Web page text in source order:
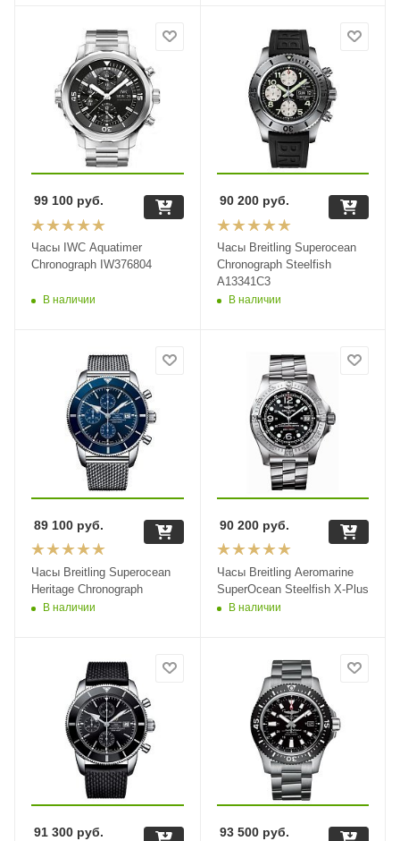
Часы IWC Aquatimer
Chronograph IW376804
В наличии
99 100 руб.
Часы Breitling Superocean
Chronograph Steelfish
A13341C3
В наличии
90 200руб.
Часы Breitling Superocean
Heritage Chronograph
В наличии
89 100 руб.
Часы Breitling Aeromarine
SuperOcean Steelfish X-Plus
В наличии
90 200руб.
91 300 руб. 93 500руб.